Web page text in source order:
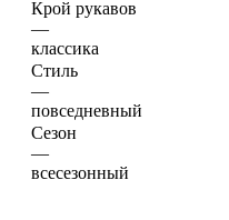
Крой рукавов
—
классика
Стиль
—
повседневный
Сезон
—
всесезонный